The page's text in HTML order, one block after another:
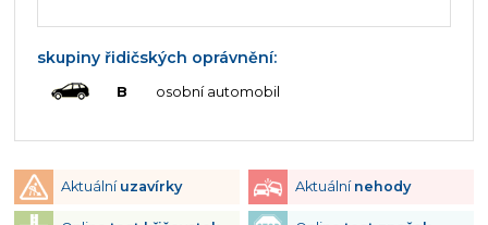
skupiny řidičských oprávnění:
B osobní automobil
Aktuální uzavírky Aktuální nehody